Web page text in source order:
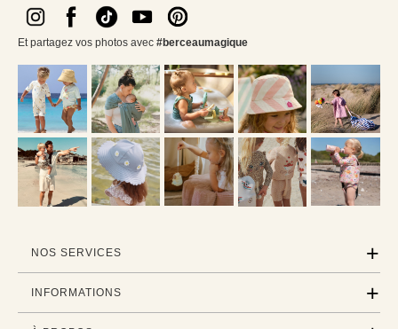
Et partagez vos photos avec #berceaumagique
NOS SERVICES
INFORMATIONS